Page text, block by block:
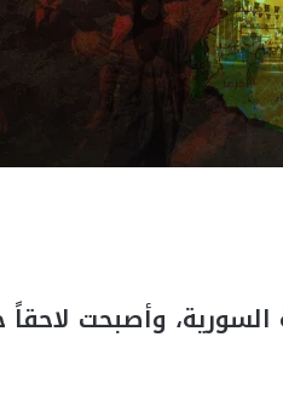
وأصبحت لاحقاً